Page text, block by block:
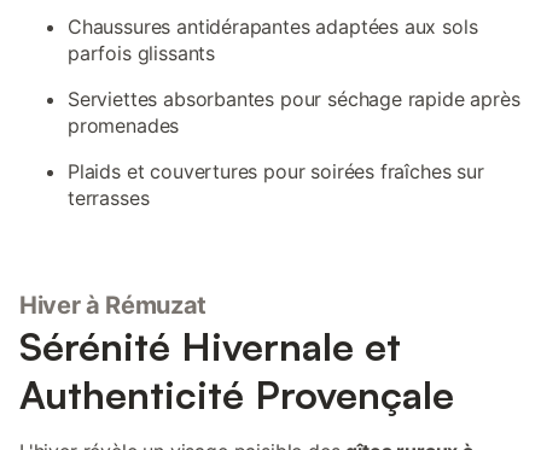
Chaussures antidérapantes adaptées aux sols
parfois glissants
Serviettes absorbantes pour séchage rapide après
promenades
Plaids et couvertures pour soirées fraîches sur
terrasses
Hiver à Rémuzat
Sérénité Hivernale et
Authenticité Provençale